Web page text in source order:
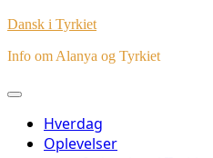
Dansk i Tyrkiet
Info om Alanya og Tyrkiet
Hverdag
Oplevelser